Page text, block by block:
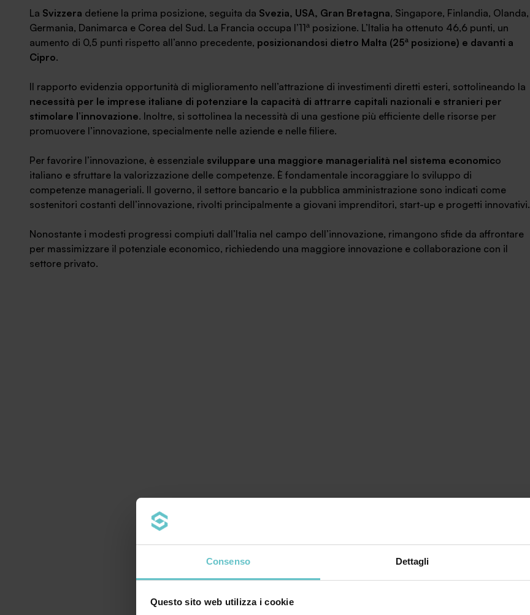
Consenso Dettagli
Questo sito web utilizza i cookie
La Svizzera detiene la prima posizione, seguita da Svezia, USA, Gran Bretagna, Singapore, Finlandia, Olanda,
Germania, Danimarca e Corea del Sud. La Francia occupa l’11ª posizione. L’Italia ha ottenuto 46,6 punti, un
aumento di 0,5 punti rispetto all’anno precedente, posizionandosi dietro Malta (25ª posizione) e davanti a
Cipro.
Il rapporto evidenzia opportunità di miglioramento nell’attrazione di investimenti diretti esteri, sottolineando la
necessità per le imprese italiane di potenziare la capacità di attrarre capitali nazionali e stranieri per
stimolare l’innovazione. Inoltre, si sottolinea la necessità di una gestione più efficiente delle risorse per
promuovere l’innovazione, specialmente nelle aziende e nelle filiere.
Per favorire l’innovazione, è essenziale sviluppare una maggiore managerialità nel sistema economico
italiano e sfruttare la valorizzazione delle competenze. È fondamentale incoraggiare lo sviluppo di
competenze manageriali. Il governo, il settore bancario e la pubblica amministrazione sono indicati come
sostenitori costanti dell’innovazione, rivolti principalmente a giovani imprenditori, start-up e progetti innovativi.
Nonostante i modesti progressi compiuti dall’Italia nel campo dell’innovazione, rimangono sfide da affrontare
per massimizzare il potenziale economico, richiedendo una maggiore innovazione e collaborazione con il
settore privato.